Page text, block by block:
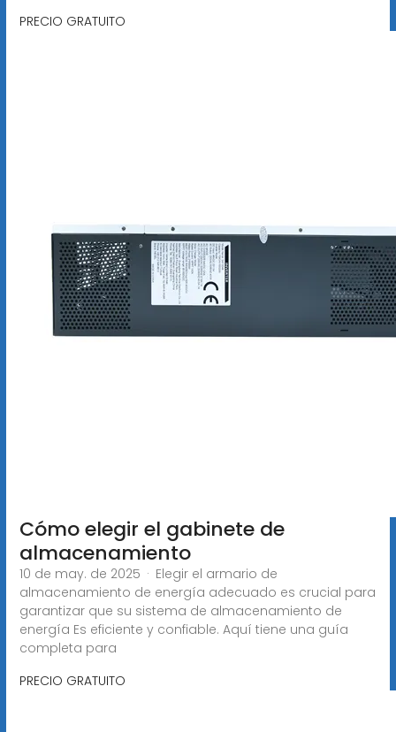
PRECIO GRATUITO
Cómo elegir el gabinete de
almacenamiento
10 de may. de 2025 · Elegir el armario de
almacenamiento de energía adecuado es crucial para
garantizar que su sistema de almacenamiento de
energía Es eficiente y confiable. Aquí tiene una guía
completa para
PRECIO GRATUITO